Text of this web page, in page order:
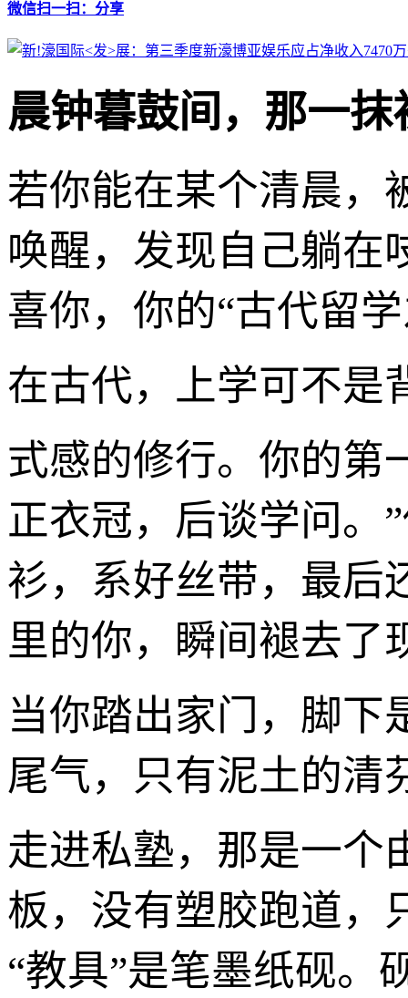
微信扫一扫：分享
晨钟暮鼓间，那一抹
若你能在某个清晨，
唤醒，发现自己躺在
喜你，你的“古代留
在古代，上学可不是
式感的修行。你的第
正衣冠，后谈学问。
衫，系好丝带，最后
里的你，瞬间褪去了
当你踏出家门，脚下
尾气，只有泥土的清
走进私塾，那是一个
板，没有塑胶跑道，
“教具”是笔墨纸砚。